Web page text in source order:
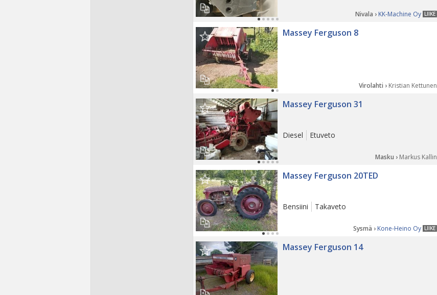
LIIKE
Nivala › KK-Machine Oy
Massey Ferguson 8
Virolahti › Kristian Kettunen
Massey Ferguson 31
Diesel Etuveto
Masku › Markus Kallin
Massey Ferguson 20TED
Bensiini Takaveto
LIIKE
Sysmä › Kone-Heino Oy
Massey Ferguson 14